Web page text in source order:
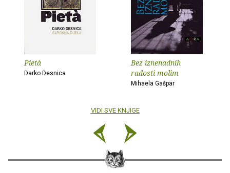
Pietà
Darko Desnica
Bez iznenadnih
radosti molim
Mihaela Gašpar
VIDI SVE KNJIGE